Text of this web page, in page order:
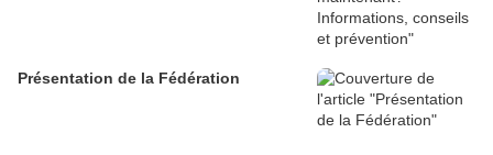
Présentation de la Fédération